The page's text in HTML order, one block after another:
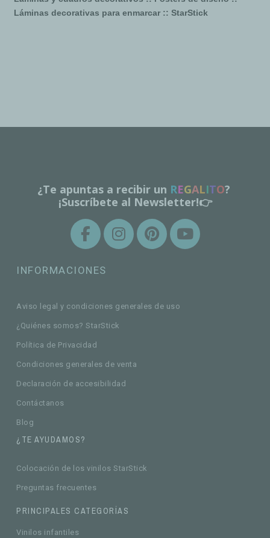
Láminas decorativas para enmarcar :: StarStick
¿Te apuntas a recibir un REGALITO?
¡Suscríbete al Newsletter!👉
INFORMACIONES
Aviso legal y condiciones generales de uso
¿Quiénes somos? StarStick
Política de Privacidad
Condiciones generales de venta
Declaración de accesibilidad
Contáctanos
Blog
¿TE AYUDAMOS?
Colocación de los vinilos StarStick
Preguntas frecuentes
PRINCIPALES CATEGORÍAS
Vinilos infantiles